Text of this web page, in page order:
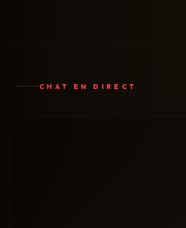
CHAT EN DIRECT